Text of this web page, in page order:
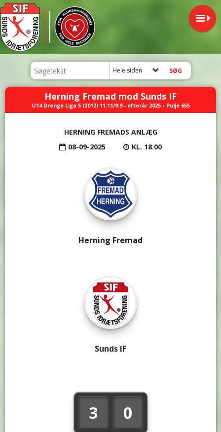
Hele siden
Herning Fremad mod Sunds IF
U14 Drenge Liga 5 (2012) 11:11/9:9 - efterår 2025 • Pulje 655
HERNING FREMADS ANLÆG
08-09-2025
KL. 18.00
Herning Fremad
3 0
Sunds IF